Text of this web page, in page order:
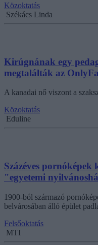
Közoktatás
Székács Linda
Kirúgnának egy
megtalálták az
A kanadai nő viszont a
Közoktatás
Eduline
Százéves
"egyetemi
1900-ból származó
belvárosában álló épület
Felsőoktatás
MTI